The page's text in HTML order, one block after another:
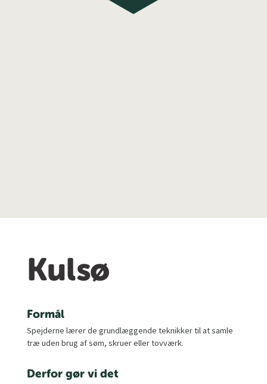
Kulsø
Formål
Spejderne lærer de grundlæggende teknikker til at samle
træ uden brug af søm, skruer eller tovværk.
Derfor gør vi det